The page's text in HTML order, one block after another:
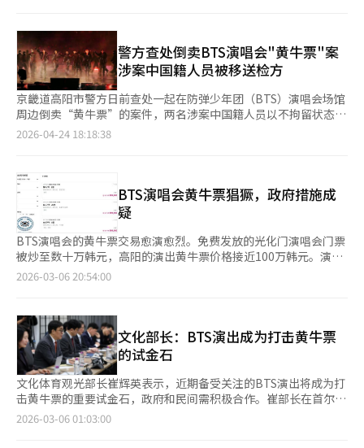
警方查处倒卖BTS演唱会"黄牛票"案
涉案中国籍人员被移送检方
京畿道高阳市警方日前查处一起在防弹少年团（BTS）演唱会场馆
周边倒卖“黄牛票”的案件，两名涉案中国籍人员以不拘留状态被
移送检方。 据警方消息，一名20多岁的中国籍女性A某近日以涉嫌
合运动场附近参与“黄牛票”交易，并在警方执法过程中拒绝出示
护照。警方在获得举报后立即赶赴现场将A某抓获，并从其身上查
获30多个手环门票。 据A某陈述，自己在社交媒体平台上接受身份
不明人士指使，约定收取一定的报酬，负责为购买“黄牛票”的观
众佩戴入场手环。A某在接受调查时承认，虽然自己并未直接收取
票款，但确实参与了非法倒票行为。 此外，警方还对另一名中国
籍男性B某以涉嫌违反《出入境管理法》为由移送检方。京畿道北
部警察厅在高阳综合运动场附近一处加油站发现B某持有仿制的
边出售仿制门票，同时拒绝警方出示护照要求被立案调查。但警方
最终认定相关假票未实际售出，未造成受害者损失，调查显示仿制
手环疑似用于通过社交媒体炫耀展示，因此不构成诈骗行为。
2026-04-24 18:18:38
BTS演唱会黄牛票猖獗，政府措施成
疑
BTS演唱会的黄牛票交易愈演愈烈。免费发放的光化门演唱会门票
被炒至数十万韩元，高阳的演出黄牛票价格接近100万韩元。演唱
会门票市场几乎变成了“赚钱市场”。相关行业对政府措施的有效
被公开交易。尤其是在X平台，黄牛票交易公开进行。当天，X平台
上有大量帖子声称转让光化门演唱会门票。通过简单的关键词搜索
即可轻松找到黄牛票的销售路径。卖家声称可以通过“转移账
号”、“转移手环”等方式将门票转让给买家。尽管黄牛票交易在
社交媒体上公开进行，但执法并未有效运作。业内批评称，“黄牛
票市场几乎在政府监管之上运作”。此外，4月9日至12日举行
的“BTS世界巡演高阳站”的黄牛票也泛滥。该演出的票价为19.8
万至26.4万韩元，但在黄牛市场上价格飙升数倍。特别是，这些黄
2026-03-06 20:54:00
文化部长：BTS演出成为打击黄牛票
的试金石
文化体育观光部长崔辉英表示，近期备受关注的BTS演出将成为打
击黄牛票的重要试金石，政府和民间需积极合作。崔部长在首尔国
立现代美术馆的‘黄牛票防范民间合作启动仪式’上强调，该合作
2026-03-06 01:03:00